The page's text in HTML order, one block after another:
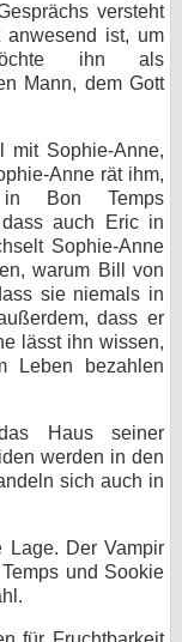
versteht
ist, um
ihn als
Mann, dem Gott
mit Sophie-Anne,
Anne rät ihm,
Bon Temps
auch Eric in
Sophie-Anne
warum Bill von
sie niemals in
dass er
lässt ihn wissen,
Leben bezahlen
Haus seiner
werden in den
sich auch in
Lage. Der Vampir
und Sookie